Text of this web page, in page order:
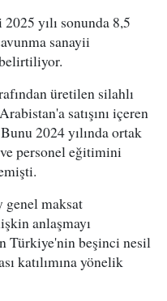
yılı sonunda 8,5
sanayii
üretilen silahlı
satışını içeren
2024 yılında ortak
personel eğitimini
genel maksat
anlaşmayı
Türkiye'nin beşinci nesil
katılımına yönelik